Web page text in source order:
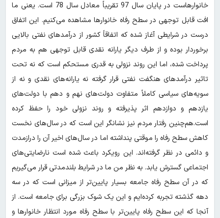
خانوارهاست در پایان سال 97 تقریباً معادل سال 78 است. یعنی ما
افت قابل توجهی در سطح رفاه خانوارها مشاهده می‌کنیم. این اتفاق
درست در شرایطی آغاز شده که اتفاقاً کشور از درآمدهای نفتی بالایی
برخوردار بوده و از طرف دیگر یارانه نقدی قابل توجهی هم به مردم
پرداخت شده، اما این روند نزولی به قدری مستحکم است که نه تحت
تاثیر درآمدهای هنگفت نفتی قرار گرفته نه یارانه‌های نقدی و نه از
سویه‌های سیاسی کاملاً متفاوت دولت‌های نهم و دهم با دولت‌های
یازدهم و دوازدهم اثر پذیرفته و روند نزولی خود را حفظ کرده
است.هم‌چنین رفتار مردم نیز نشانگر این است که در سال‌های نخست
کاهش سطح رفاه را موقتی پنداشته اما در سال‌های اخیر آن را درازمدت
و دائمی در نظر گرفته‌اند. این رویکرد باعث شده است نارضایتی‌های
اجتماعی گسترش یابد. به نظر من ما در شرایط بلندمدتی قرار می‌گیریم
که در آن سطح رفاه جامعه بسیار پایین‌تر از میزانی است که در سه
دهه گذشته تجربه کرده‌ایم و این یک شوک بزرگی برای جامعه است. از
آنجا که این سطح رفاه پایین‌تر با سطح رفاه مورد انتظار خانوارها و